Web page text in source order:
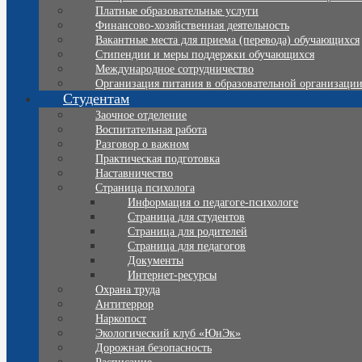
Платные образовательные услуги
Финансово-хозяйственная деятельность
Вакантные места для приема (перевода) обучающихся
Стипендии и меры поддержки обучающихся
Международное сотрудничество
Организация питания в образовательной организации
Студентам
Заочное отделение
Воспитательная работа
Разговор о важном
Практическая подготовка
Наставничество
Страница психолога
Информация о педагоге-психологе
Страница для студентов
Страница для родителей
Страница для педагогов
Документы
Интернет-ресурсы
Охрана труда
Антитеррор
Наркопост
Экологический клуб «ЮнЭк»
Дорожная безопасность